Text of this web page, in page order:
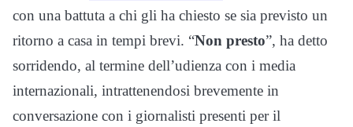
con una battuta a chi gli ha chiesto se sia previsto un
ritorno a casa in tempi brevi. “Non presto”, ha detto
sorridendo, al termine dell’udienza con i media
internazionali, intrattenendosi brevemente in
conversazione con i giornalisti presenti per il